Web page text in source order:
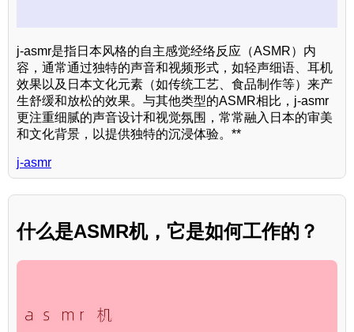
j-asmr是指日本风格的自主感觉经络反应（ASMR）内
容，通常通过独特的声音和视频形式，如轻声细语、耳机
效果以及日本文化元素（如传统工艺、食品制作等）来产
生舒缓和放松的效果。与其他类型的ASMR相比，j-asmr
更注重细腻的声音设计和视觉氛围，常常融入日本的审美
和文化背景，以提供独特的沉浸体验。**
j-asmr
什么是ASMR机，它是如何工作的？